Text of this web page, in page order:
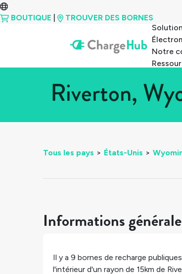
BOUTIQUE
TROUVER DES BORNES
Notre
Riverton,
Tous les pays > États-Unis >
Informations
Il y a 9 bornes de recharge
l'intérieur d'un rayon de 15km de